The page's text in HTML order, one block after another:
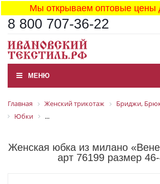
Мы открываем оптовые цены
8 800 707-36-22
МЕНЮ
Главная Женский трикотаж
Бриджи,
Юбки
...
Женская юбка из милано
арт 76199 размер